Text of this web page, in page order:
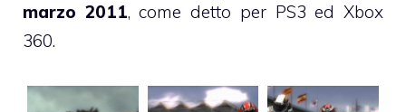
marzo 2011, come detto per PS3 ed Xbox
360.